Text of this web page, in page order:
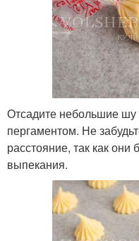
Отсадите небольшие шу
пергаментом. Не
расстояние, так как они
выпекания.